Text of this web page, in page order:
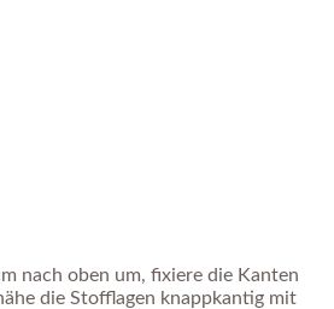
nach oben um, fixiere die Kanten
die Stofflagen knappkantig mit